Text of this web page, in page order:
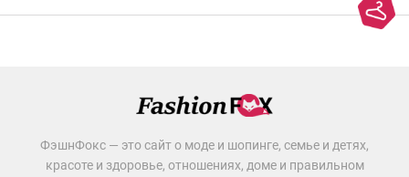
ФэшнФокс — это сайт о моде и шопинге, семье и детях,
красоте и здоровье, отношениях, доме и правильном